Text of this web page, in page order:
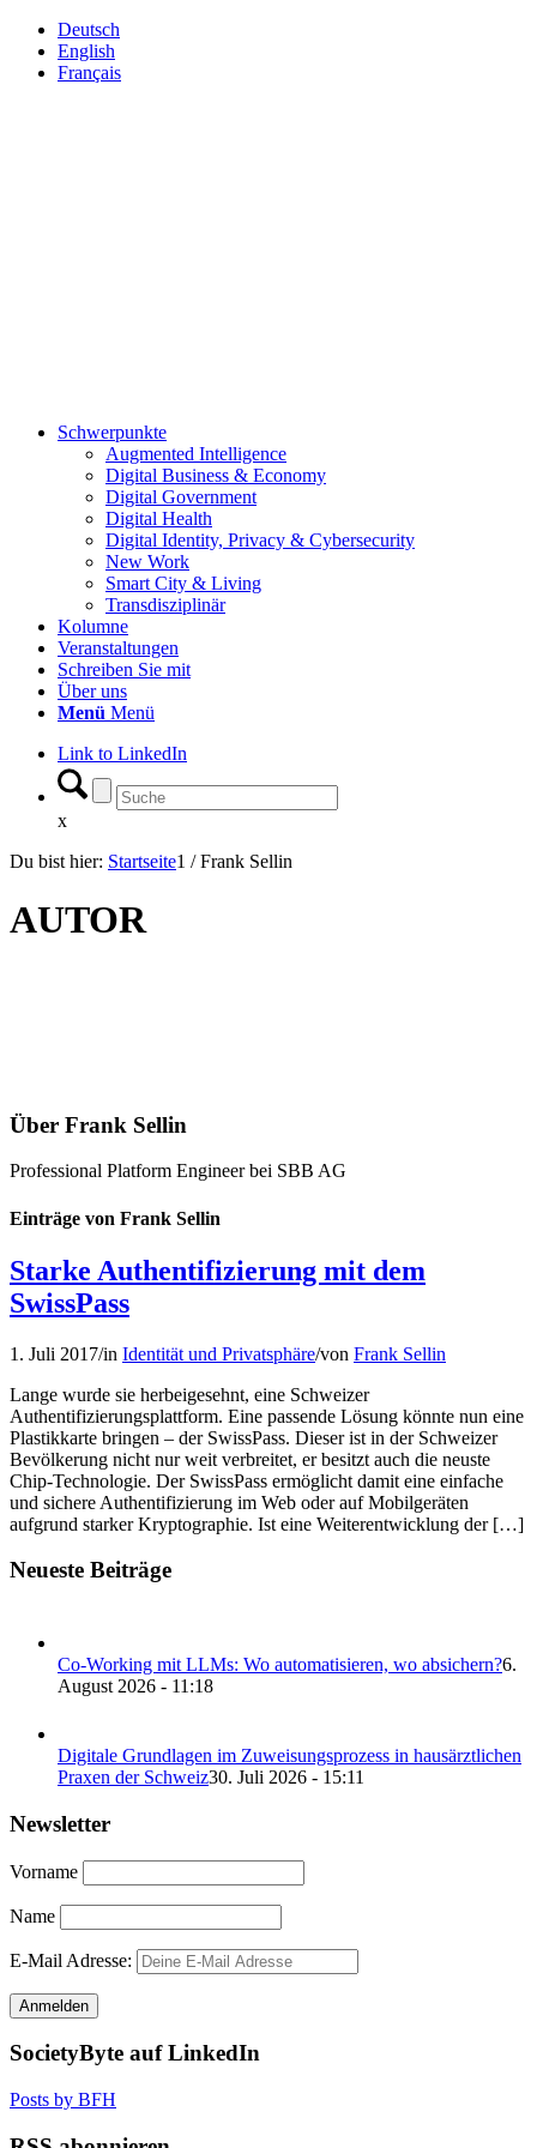
Deutsch
English
Français
Schwerpunkte
Augmented Intelligence
Digital Business & Economy
Digital Government
Digital Health
Digital Identity, Privacy & Cybersecurity
New Work
Smart City & Living
Transdisziplinär
Kolumne
Veranstaltungen
Schreiben Sie mit
Über uns
Menü Menü
Link to LinkedIn
x
Du bist hier: Startseite1 / Frank Sellin
AUTOR
Über Frank Sellin
Professional Platform Engineer bei SBB AG
Einträge von Frank Sellin
Starke Authentifizierung mit dem
SwissPass
1. Juli 2017/in Identität und Privatsphäre/von Frank Sellin
Lange wurde sie herbeigesehnt, eine Schweizer
Authentifizierungsplattform. Eine passende Lösung könnte nun eine
Plastikkarte bringen – der SwissPass. Dieser ist in der Schweizer
Bevölkerung nicht nur weit verbreitet, er besitzt auch die neuste
Chip-Technologie. Der SwissPass ermöglicht damit eine einfache
und sichere Authentifizierung im Web oder auf Mobilgeräten
aufgrund starker Kryptographie. Ist eine Weiterentwicklung der […]
Neueste Beiträge
Co-Working mit LLMs: Wo automatisieren, wo absichern?6.
August 2026 - 11:18
Digitale Grundlagen im Zuweisungsprozess in hausärztlichen
Praxen der Schweiz30. Juli 2026 - 15:11
Newsletter
Vorname
Name
E-Mail Adresse:
SocietyByte auf LinkedIn
Posts by BFH